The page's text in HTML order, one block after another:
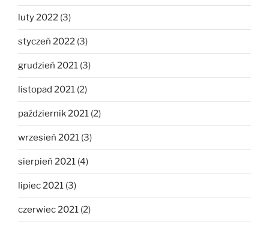
luty 2022 (3)
styczeń 2022 (3)
grudzień 2021 (3)
listopad 2021 (2)
październik 2021 (2)
wrzesień 2021 (3)
sierpień 2021 (4)
lipiec 2021 (3)
czerwiec 2021 (2)